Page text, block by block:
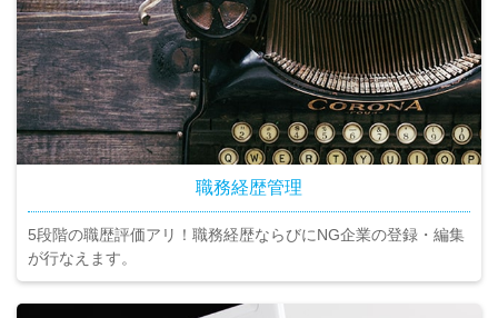
職務経歴管理
5段階の職歴評価アリ！職務経歴ならびにNG企業の登録・編集
が行なえます。